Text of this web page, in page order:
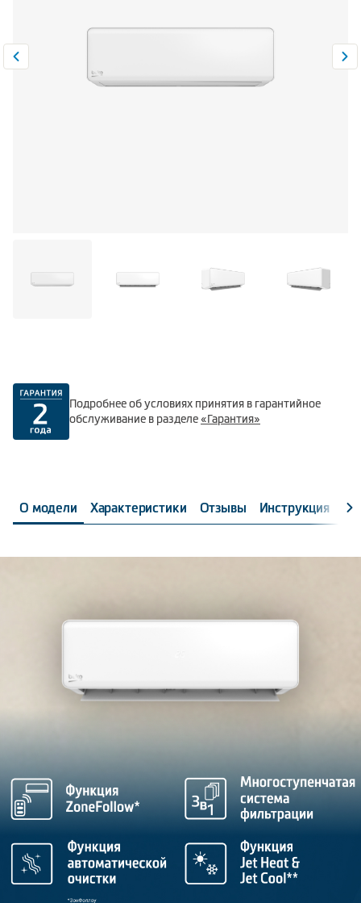
Подробнее об условиях принятия в гарантийное
обслуживание в разделе«Гарантия»
О модели Характеристики Отзывы Инструкция